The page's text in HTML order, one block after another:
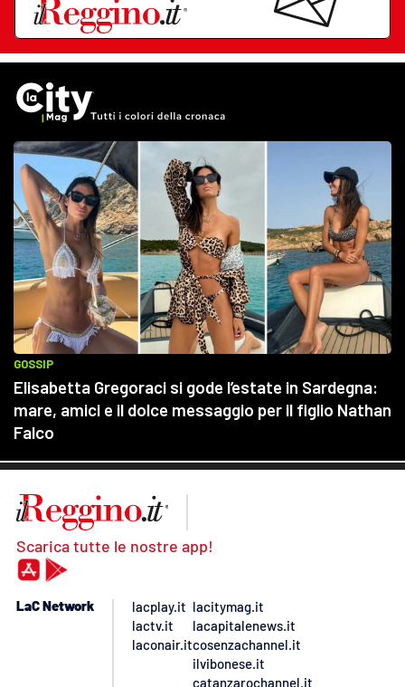
Scarica tutte le nostre app!
LaC Network
lacplay.it
lactv.it
laconair.it
lacitymag.it
lacapitalenews.it
cosenzachannel.it
ilvibonese.it
catanzarochannel.it